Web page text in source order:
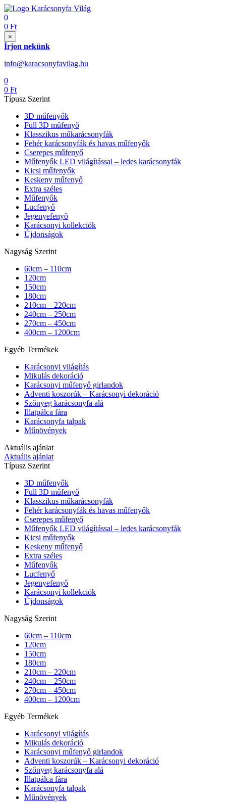
0
0 Ft
×
Írjon nekünk
info@karacsonyfavilag.hu
0
0 Ft
Típusz Szerint
3D műfenyők
Full 3D műfenyő
Klasszikus műkarácsonyfák
Fehér karácsonyfák és havas műfenyők
Cserepes műfenyő
Műfenyők LED világítással – ledes karácsonyfák
Kicsi műfenyők
Keskeny műfenyő
Extra széles
Műfenyők
Lucfenyő
Jegenyefenyő
Karácsonyi kollekciók
Újdonságok
Nagyság Szerint
60cm – 110cm
120cm
150cm
180cm
210cm – 220cm
240cm – 250cm
270cm – 450cm
400cm – 1200cm
Egyéb Termékek
Karácsonyi világítás
Mikulás dekoráció
Karácsonyi műfenyő girlandok
Adventi koszorúk – Karácsonyi dekoráció
Szőnyeg karácsonyfa alá
Illatpálca fára
Karácsonyfa talpak
Műnövények
Aktuális ajánlat
Aktuális ajánlat
Típusz Szerint
3D műfenyők
Full 3D műfenyő
Klasszikus műkarácsonyfák
Fehér karácsonyfák és havas műfenyők
Cserepes műfenyő
Műfenyők LED világítással – ledes karácsonyfák
Kicsi műfenyők
Keskeny műfenyő
Extra széles
Műfenyők
Lucfenyő
Jegenyefenyő
Karácsonyi kollekciók
Újdonságok
Nagyság Szerint
60cm – 110cm
120cm
150cm
180cm
210cm – 220cm
240cm – 250cm
270cm – 450cm
400cm – 1200cm
Egyéb Termékek
Karácsonyi világítás
Mikulás dekoráció
Karácsonyi műfenyő girlandok
Adventi koszorúk – Karácsonyi dekoráció
Szőnyeg karácsonyfa alá
Illatpálca fára
Karácsonyfa talpak
Műnövények